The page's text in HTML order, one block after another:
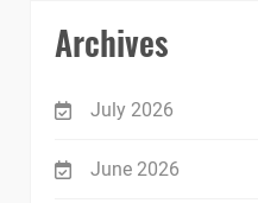
Archives
July 2026
June 2026